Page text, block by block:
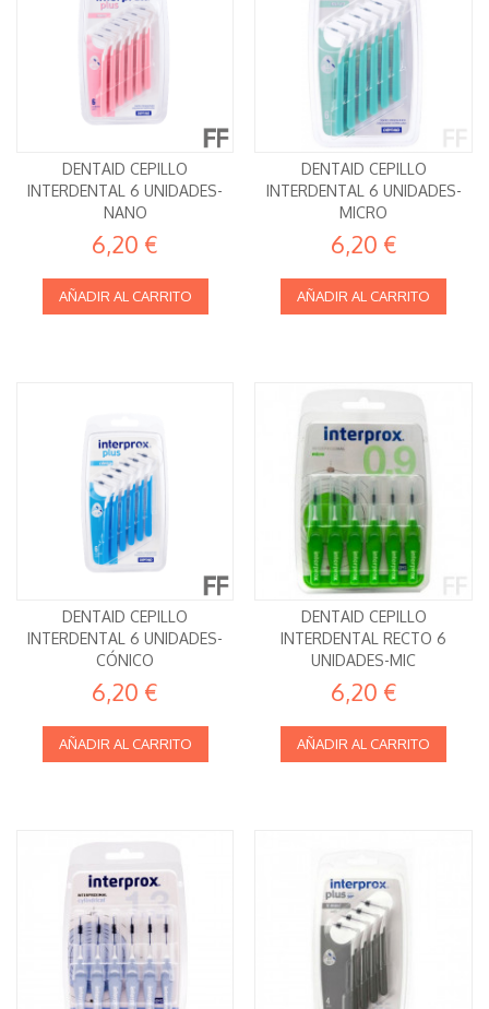
DENTAID CEPILLO
INTERDENTAL 6 UNIDADES-
NANO
6,20 €
AÑADIR AL CARRITO
DENTAID CEPILLO
INTERDENTAL 6 UNIDADES-
MICRO
6,20 €
AÑADIR AL CARRITO
DENTAID CEPILLO
INTERDENTAL 6 UNIDADES-
CÓNICO
6,20 €
AÑADIR AL CARRITO
DENTAID CEPILLO
INTERDENTAL RECTO 6
UNIDADES-MIC
6,20 €
AÑADIR AL CARRITO